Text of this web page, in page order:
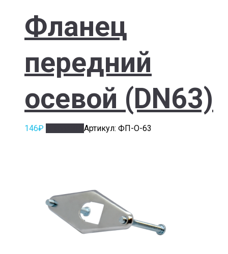
Фланец
передний
осевой (DN63)
146₽ Артикул: ФП-О-63